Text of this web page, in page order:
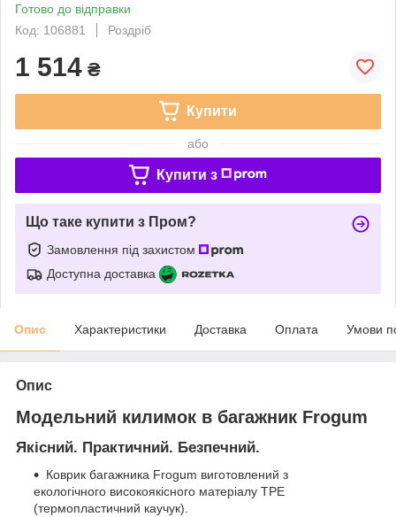
Готово до відправки
Код: 106881
Роздріб
1 514 ₴
Купити
або
Купити з
Що таке купити з Пром?
Замовлення під захистом
Доступна доставка
Опис Характеристики Доставка Оплата Умови
Опис
Модельний килимок в багажник Frogum
Якісний. Практичний. Безпечний.
Коврик багажника Frogum виготовлений з
екологічного високоякісного матеріалу TPE
(термопластичний каучук).